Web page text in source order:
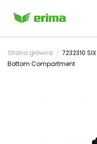
Strona główna
7232310
Bottom Compartment